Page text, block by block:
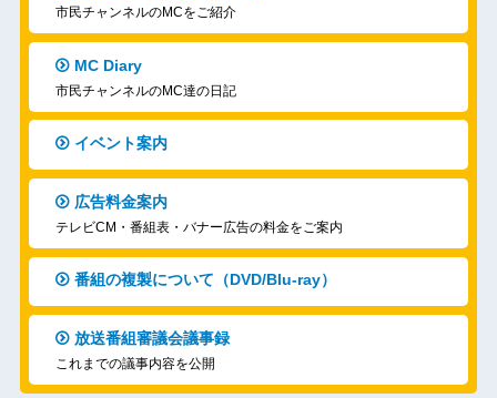
市民チャンネルのMCをご紹介
MC Diary
市民チャンネルのMC達の日記
イベント案内
広告料金案内
テレビCM・番組表・バナー広告の料金をご案内
番組の複製について（DVD/Blu-ray）
放送番組審議会議事録
これまでの議事内容を公開